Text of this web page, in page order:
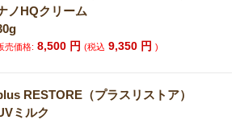
ノHQクリーム
売価格: 8,500 円(税込 9,350 円)
RESTORE（プラスリストア）
ミルク